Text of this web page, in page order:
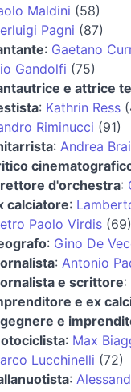
Maldini (58)
Pagni (87)
: Gaetano
Gandolfi (75)
e attrice
: Kathrin Ress
Riminucci (91)
: Andrea
d'orchestra:
calciatore:
Paolo Virdis(69)
: Gino De
: Antonio
e scrittore:
e ex
e
: Max
Lucchinelli (72)
: